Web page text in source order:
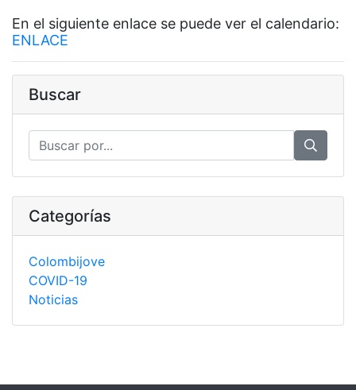
En el siguiente enlace se puede ver el calendario:
ENLACE
Buscar
Categorías
Colombijove
COVID-19
Noticias